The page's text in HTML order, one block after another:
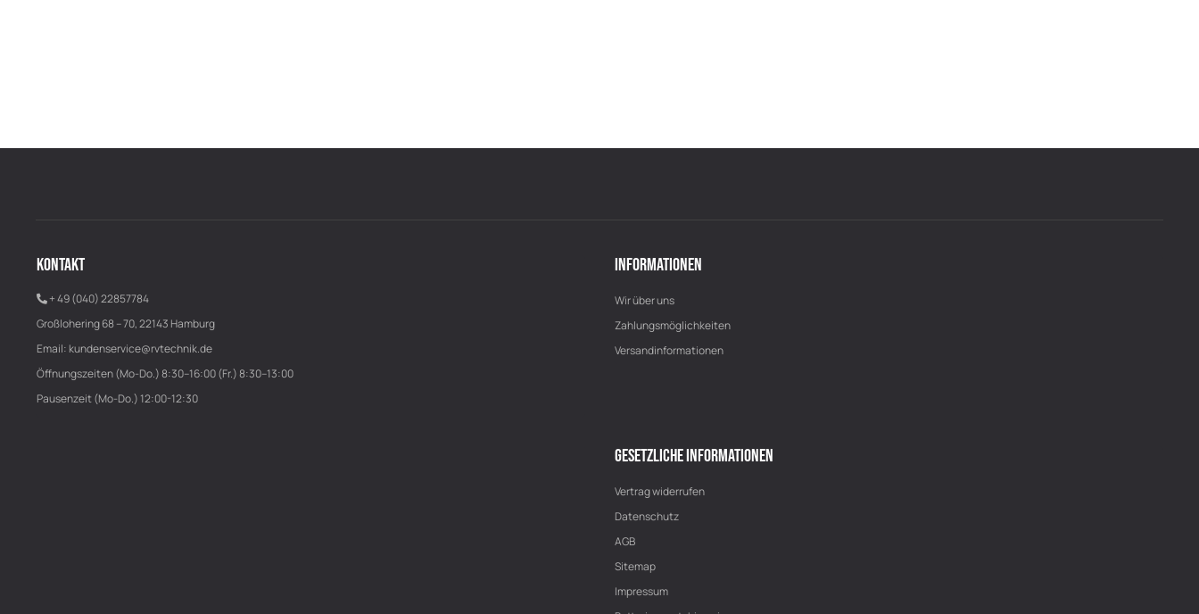
KONTAKT
+ 49 (040) 22857784
Großlohering 68 – 70, 22143 Hamburg
Email: kundenservice@rvtechnik.de
Öffnungszeiten (Mo-Do.) 8:30–16:00 (Fr.) 8:30–13:00
Pausenzeit (Mo-Do.) 12:00-12:30
INFORMATIONEN
Wir über uns
Zahlungsmöglichkeiten
Versandinformationen
GESETZLICHE INFORMATIONEN
Vertrag widerrufen
Datenschutz
AGB
Sitemap
Impressum